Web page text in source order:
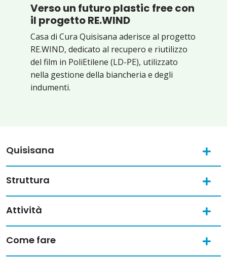
Verso un futuro plastic free con
il progetto RE.WIND
Casa di Cura Quisisana aderisce al progetto
RE.WIND, dedicato al recupero e riutilizzo
del film in PoliEtilene (LD-PE), utilizzato
nella gestione della biancheria e degli
indumenti.
Quisisana
Struttura
Attività
Come fare